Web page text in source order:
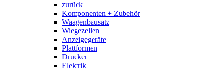
zurück
Komponenten + Zubehör
Waagenbausatz
Wiegezellen
Anzeigegeräte
Plattformen
Drucker
Elektrik